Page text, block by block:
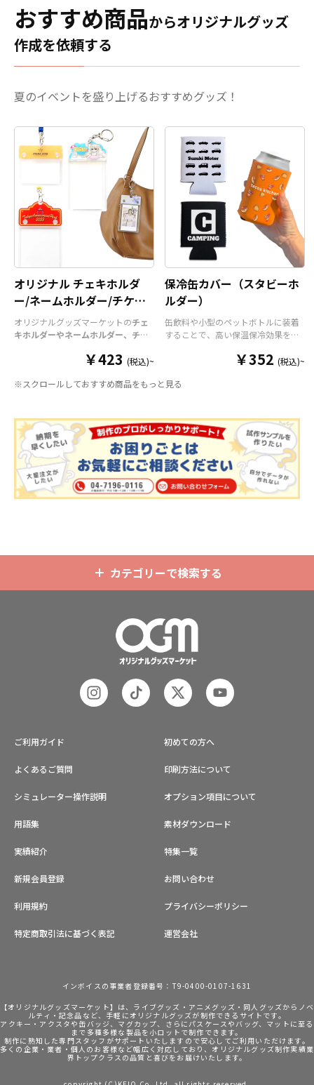
おすすめ商品からオリジナルグッズ
作成を依頼する
夏のイベントを盛り上げるおすすめグッズ！
オリジナル チェキホルダ
ー/ネームホルダー/チケッ
トホルダー
オリジナルグッズマーケットのチェ
キホルダーやネームホルダー、チケ
ダーパーツを組み合わせた今まであ
です。透明度が高く美しいアクリル
ー、ネームホルダーでオリジナルの
ホルダーはデザイン次第でどんなシ
ーンでもマッチします。ヘッダー部
分はダイカットでデザインにあわせ
た自由な形状で制作することができ
ます。また長さ調整と安全機能が付
いたネックストラップが標準で付属
ど様々な業界に人気です。 短納期・
￥423 (税込)~
保冷缶カバー（スタビーホ
ルダー）
缶飲料や小型のペットボトルに装着
することで、高い保温保冷効果を発
ダー）をOEM製作できます。使わな
携帯性に優れています。オールシー
ラーは全9色ご用意しておりますの
で、お客様のイメージやデザインに
合わせてお選びいただけます。 国内
の自社工場にて印刷いたしますの
で、短納期・小ロットでの対応が可
能です。グッズ制作の専門スタッフ
がしっかりサポートいたしますの
￥352 (税込)~
※スクロールしておすすめ商品をもっと見る
カテゴリーで検索する
ご利用ガイド 初めての方へ
よくあるご質問 印刷方法について
シミュレーター操作説明 オプション項目について
用語集 素材ダウンロード
実績紹介 特集一覧
新規会員登録 お問い合わせ
利用規約 プライバシーポリシー
特定商取引法に基づく表記 運営会社
インボイスの事業者登録番号：T9-0400-0107-1631
【オリジナルグッズマーケット】は、ライブグッズ・アニメグッズ・同人グッズからノベ
ルティ・記念品など、手軽にオリジナルグッズが制作できるサイトです。
アクキー・アクスタや缶バッジ、マグカップ、さらにパスケースやバッグ、マットに至る
まで多種多様な製品を小ロットで制作できます。
制作に熟知した専門スタッフがサポートいたしますので安心してご利用いただけます。
多くの企業・業者・個人のお客様など幅広く対応しており、オリジナルグッズ制作実績業
界トップクラスの品質と喜びをお届けいたします。